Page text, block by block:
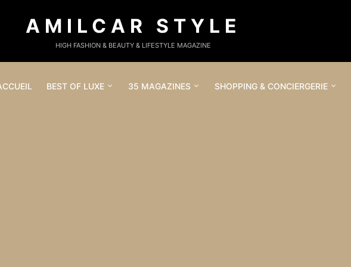
AMILCAR STYLE
HIGH FASHION & BEAUTY & LIFESTYLE MAGAZINE
BEST OF LUXE 35 MAGAZINES SHOPPING & CONCIERGERIE